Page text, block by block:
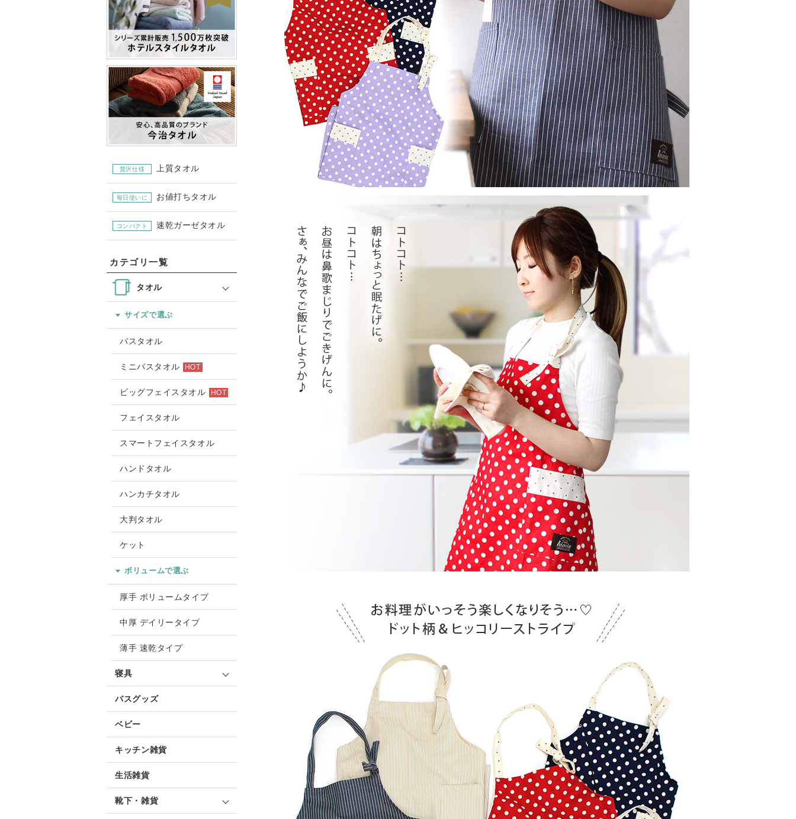
贅沢仕様 上質タオル
毎日使いに お値打ちタオル
コンパクト 速乾ガーゼタオル
カテゴリ一覧
タオル
サイズで選ぶ
バスタオル
ミニバスタオル HOT
ビッグフェイスタオル HOT
フェイスタオル
スマートフェイスタオル
ハンドタオル
ハンカチタオル
大判タオル
ケット
ボリュームで選ぶ
厚手 ボリュームタイプ
中厚 デイリータイプ
薄手 速乾タイプ
寝具
バスグッズ
ベビー
キッチン雑貨
生活雑貨
靴下・雑貨